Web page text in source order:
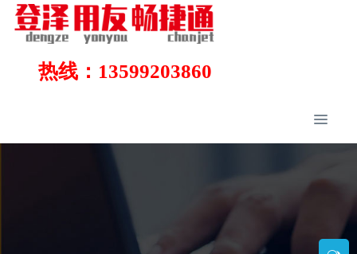
热线：13599203860